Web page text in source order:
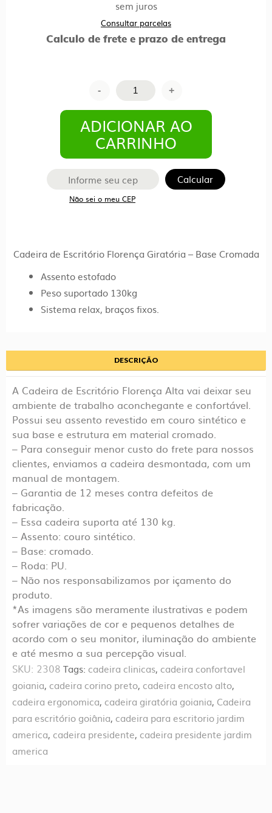
sem juros
Consultar parcelas
Calculo de frete e prazo de entrega
Cadeira
Escritório
Florença
Giratória
Base
Cromada
PRETO
OR
DESIGN
-
quantidade
- +
ADICIONAR AO
CARRINHO
Calcular
Não sei o meu CEP
Cadeira de Escritório Florença Giratória – Base Cromada
Assento estofado
Peso suportado 130kg
Sistema relax, braços fixos.
DESCRIÇÃO
A Cadeira de Escritório Florença Alta vai deixar seu
ambiente de trabalho aconchegante e confortável.
Possui seu assento revestido em couro sintético e
sua base e estrutura em material cromado.
– Para conseguir menor custo do frete para nossos
clientes, enviamos a cadeira desmontada, com um
manual de montagem.
– Garantia de 12 meses contra defeitos de
fabricação.
– Essa cadeira suporta até 130 kg.
– Assento: couro sintético.
– Base: cromado.
– Roda: PU.
– Não nos responsabilizamos por içamento do
produto.
*As imagens são meramente ilustrativas e podem
sofrer variações de cor e pequenos detalhes de
acordo com o seu monitor, iluminação do ambiente
e até mesmo a sua percepção visual.
SKU: 2308 Tags: cadeira clinicas, cadeira confortavel
goiania, cadeira corino preto, cadeira encosto alto,
cadeira ergonomica, cadeira giratória goiania, Cadeira
para escritório goiânia, cadeira para escritorio jardim
america, cadeira presidente, cadeira presidente jardim
america